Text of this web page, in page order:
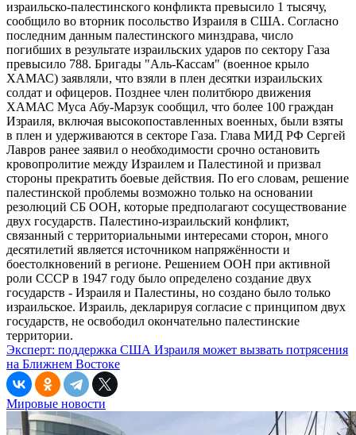
израильско-палестинского конфликта превысило 1 тысячу,
сообщило во вторник посольство Израиля в США. Согласно
последним данным палестинского минздрава, число
погибших в результате израильских ударов по сектору Газа
превысило 788. Бригады "Аль-Кассам" (военное крыло
ХАМАС) заявляли, что взяли в плен десятки израильских
солдат и офицеров. Позднее член политбюро движения
ХАМАС Муса Абу-Марзук сообщил, что более 100 граждан
Израиля, включая высокопоставленных военных, были взяты
в плен и удерживаются в секторе Газа. Глава МИД РФ Сергей
Лавров ранее заявил о необходимости срочно остановить
кровопролитие между Израилем и Палестиной и призвал
стороны прекратить боевые действия. По его словам, решение
палестинской проблемы возможно только на основании
резолюций СБ ООН, которые предполагают сосуществование
двух государств. Палестино-израильский конфликт,
связанный с территориальными интересами сторон, много
десятилетий является источником напряжённости и
боестолкновений в регионе. Решением ООН при активной
роли СССР в 1947 году было определено создание двух
государств - Израиля и Палестины, но создано было только
израильское. Израиль, декларируя согласие с принципом двух
государств, не освободил окончательно палестинские
территории.
Эксперт: поддержка США Израиля может вызвать потрясения
на Ближнем Востоке
Мировые новости